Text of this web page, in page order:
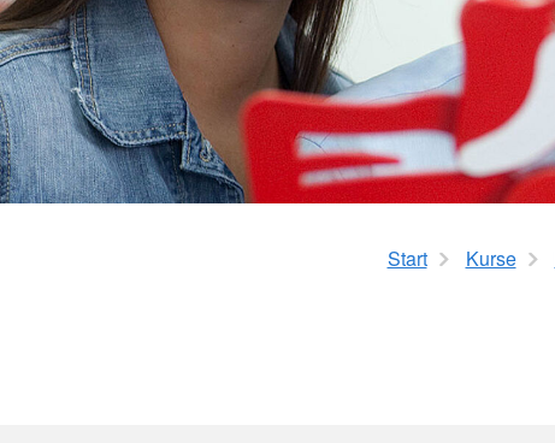
Krankentransport
Gesundheitsprogramme
Rotkreuzdose
Glücksbringer
Start Kurse